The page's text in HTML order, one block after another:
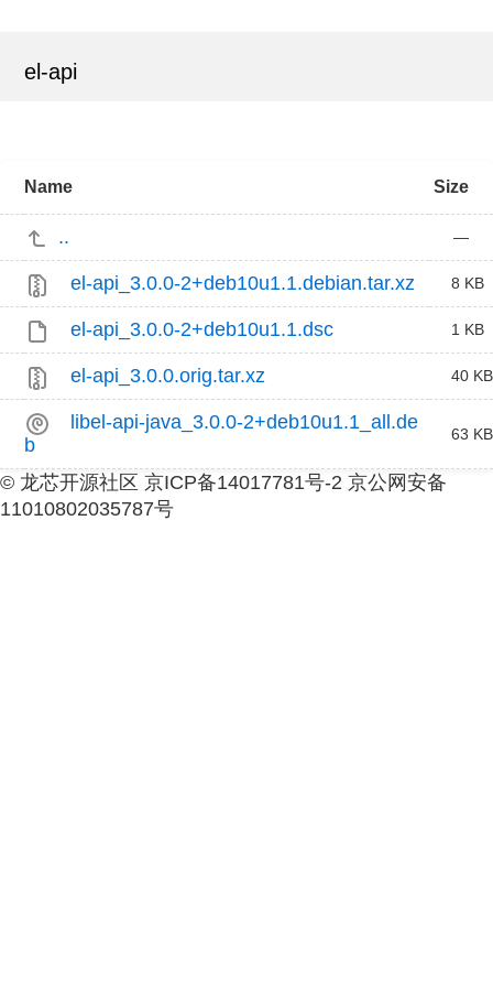
el-api
Name Size
.. —
el-api_3.0.0-2+deb10u1.1.debian.tar.xz 8 KB
el-api_3.0.0-2+deb10u1.1.dsc 1 KB
el-api_3.0.0.orig.tar.xz 40 KB
libel-api-java_3.0.0-2+deb10u1.1_all.de
b
63 KB
© 龙芯开源社区 京ICP备14017781号-2 京公网安备
11010802035787号